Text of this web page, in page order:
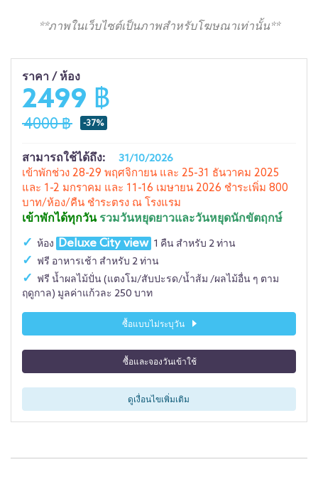
**ภาพในเว็บไซต์เป็นภาพสำหรับโฆษณาเท่านั้น**
ราคา / ห้อง
2499 ฿
4000 ฿ -37%
สามารถใช้ได้ถึง: 31/10/2026
เข้าพักช่วง 28-29 พฤศจิกายน และ 25-31 ธันวาคม 2025
และ 1-2 มกราคม และ 11-16 เมษายน 2026 ชำระเพิ่ม 800
บาท/ห้อง/คืน ชำระตรง ณ โรงแรม
เข้าพักได้ทุกวันรวมวันหยุดยาวและวันหยุดนักขัตฤกษ์
ห้อง Deluxe City view 1 คืน สำหรับ 2 ท่าน
ฟรี อาหารเช้า สำหรับ 2 ท่าน
ฟรี น้ำผลไม้ปั่น (แตงโม/สับปะรด/น้ำส้ม /ผลไม้อื่น ๆ ตาม
ฤดูกาล) มูลค่าแก้วละ 250 บาท
ซื้อแบบไม่ระบุวัน
ซื้อและจองวันเข้าใช้
ดูเงื่อนไขเพิ่มเติม